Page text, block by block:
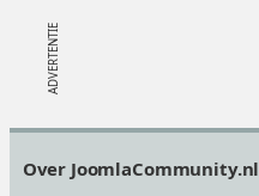
Over JoomlaCommunity.nl